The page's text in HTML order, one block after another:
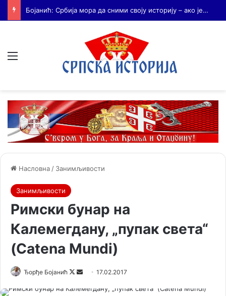
Бојанић: Када се гради – некоме смета. Када се не гради – сви се жале
Насловна / Занимљивости
Занимљивости
Римски бунар на
Калемегдану, „пупак света“
(Catena Mundi)
Ђорђе Бојанић
F
17.02.2017